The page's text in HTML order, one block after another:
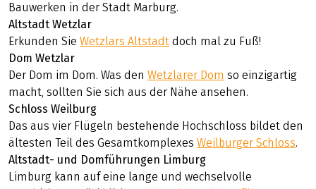
Bauwerken in der Stadt Marburg.
Altstadt Wetzlar
Erkunden SieWetzlars Altstadt doch mal zu Fuß!
Dom Wetzlar
Der Dom im Dom. Was denWetzlarer Dom so einzigartig
macht, sollten Sie sich aus der Nähe ansehen.
Schloss Weilburg
Das aus vier Flügeln bestehende Hochschloss bildet den
ältesten Teil des GesamtkomplexesWeilburger Schloss.
Altstadt- und Domführungen Limburg
Limburg kann auf eine lange und wechselvolle